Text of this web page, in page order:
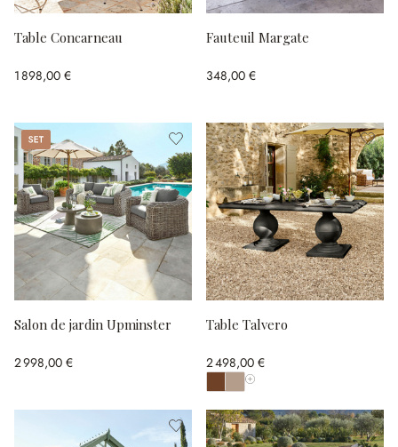
Table Concarneau
1 898,00 €
Fauteuil Margate
348,00 €
Set
Salon de jardin Upminster
2 998,00 €
Table Talvero
2 498,00 €
Afficher toutes les couleurs